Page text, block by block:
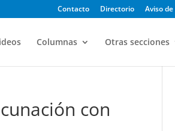
Contacto Directorio Aviso
Columnas Otras secciones
con